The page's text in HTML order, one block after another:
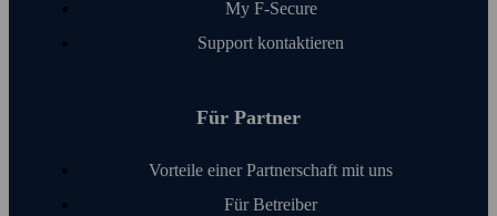
My F‑Secure
Support kontaktieren
Für Partner
Vorteile einer Partnerschaft mit uns
Für Betreiber